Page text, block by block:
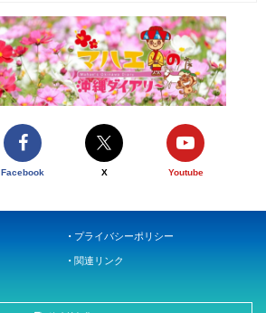
Facebook X Youtube
プライバシーポリシー
関連リンク